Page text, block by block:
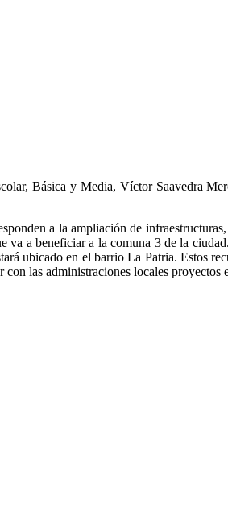
Básica y Media, Víctor Saavedra
a la ampliación de
a beneficiar a la comuna 3 de la
ubicado en el barrio La Patria. Estos
las administraciones locales proyectos